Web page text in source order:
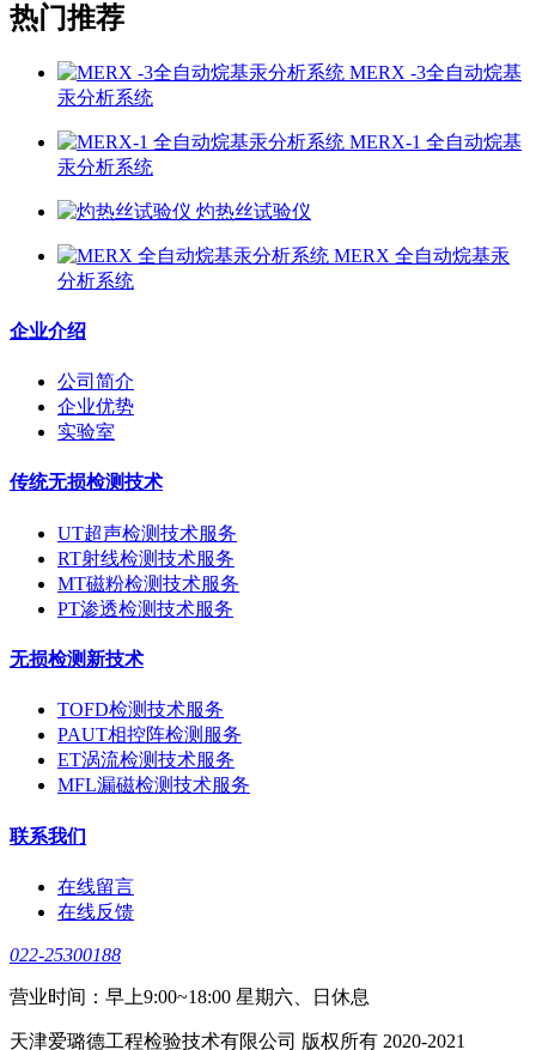
热门推荐
MERX -3全自动烷基
汞分析系统
MERX-1 全自动烷基
汞分析系统
灼热丝试验仪
MERX 全自动烷基汞
分析系统
企业介绍
公司简介
企业优势
实验室
传统无损检测技术
UT超声检测技术服务
RT射线检测技术服务
MT磁粉检测技术服务
PT渗透检测技术服务
无损检测新技术
TOFD检测技术服务
PAUT相控阵检测服务
ET涡流检测技术服务
MFL漏磁检测技术服务
联系我们
在线留言
在线反馈
022-25300188
营业时间：早上9:00~18:00 星期六、日休息
天津爱璐德工程检验技术有限公司 版权所有 2020-2021